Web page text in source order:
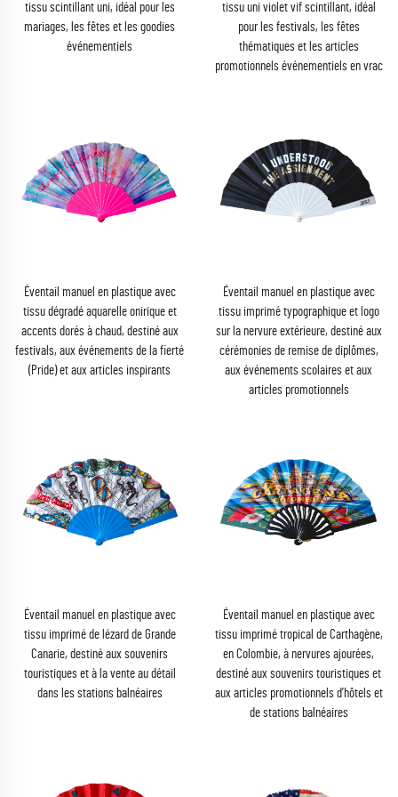
tissu scintillant uni, idéal pour les
mariages, les fêtes et les goodies
événementiels
tissu uni violet vif scintillant, idéal
pour les festivals, les fêtes
thématiques et les articles
promotionnels événementiels en vrac
Éventail manuel en plastique avec
tissu dégradé aquarelle onirique et
accents dorés à chaud, destiné aux
festivals, aux événements de la fierté
(Pride) et aux articles inspirants
Éventail manuel en plastique avec
tissu imprimé typographique et logo
sur la nervure extérieure, destiné aux
cérémonies de remise de diplômes,
aux événements scolaires et aux
articles promotionnels
Éventail manuel en plastique avec
tissu imprimé de lézard de Grande
Canarie, destiné aux souvenirs
touristiques et à la vente au détail
dans les stations balnéaires
Éventail manuel en plastique avec
tissu imprimé tropical de Carthagène,
en Colombie, à nervures ajourées,
destiné aux souvenirs touristiques et
aux articles promotionnels d’hôtels et
de stations balnéaires